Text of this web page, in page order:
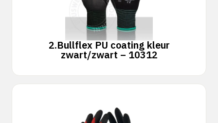
2.Bullflex PU coating kleur
zwart/zwart – 10312